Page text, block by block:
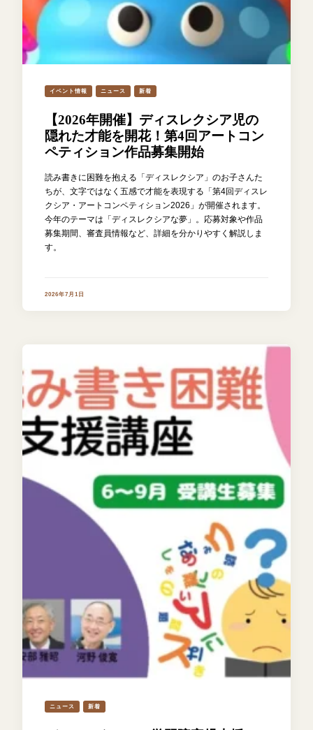
イベント情報 ニュース 新着
【2026年開催】ディスレクシア児の
隠れた才能を開花！第4回アートコン
ペティション作品募集開始
読み書きに困難を抱える「ディスレクシア」のお子さんた
ちが、文字ではなく五感で才能を表現する「第4回ディスレ
クシア・アートコンペティション2026」が開催されます。
今年のテーマは「ディスレクシアな夢」。応募対象や作品
募集期間、審査員情報など、詳細を分かりやすく解説しま
す。
2026年7月1日
ニュース 新着